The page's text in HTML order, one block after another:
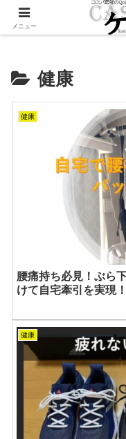
Twitterで毎日お得情
健康
健康
腰痛持ち必見！ぶら
けて自宅牽引を実現！
健康
メニュー